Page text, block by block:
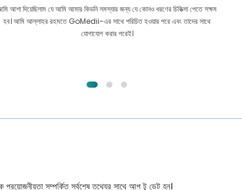
আশা দিয়েছিলাম যে আমি আমার কিডনি সমস্যার জন্য যে কোনও ধরণের চিকিত্সা পেতে সক্ষম
হব। আমি আল্লাহর রহমতে GoMedii-এর সাথে পরিচিত হওয়ার পরে এবং তাদের সাথে
যোগাযোগ করার পরেই।
প্রয়োজনীয়তা সম্পর্কিত সর্বশেষ তথ্যের সাথে আপ টু ডেট হন।